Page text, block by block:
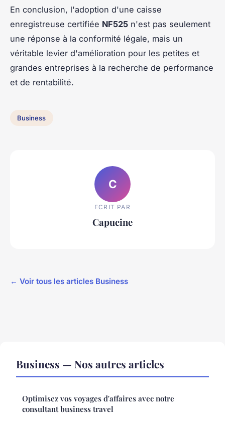
En conclusion, l'adoption d'une caisse
enregistreuse certifiée NF525 n'est pas seulement
une réponse à la conformité légale, mais un
véritable levier d'amélioration pour les petites et
grandes entreprises à la recherche de performance
et de rentabilité.
Business
C
ECRIT PAR
Capucine
← Voir tous les articles Business
Business — Nos autres articles
Optimisez vos voyages d'affaires avec notre
consultant business travel